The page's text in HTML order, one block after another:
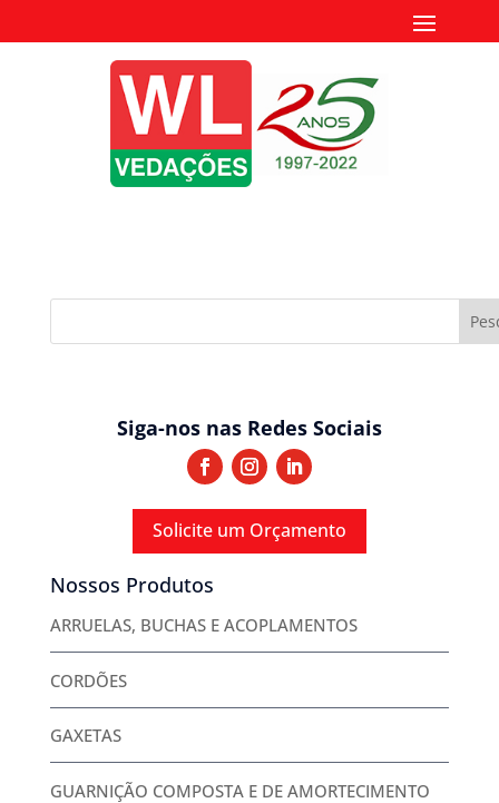
Siga-nos nas Redes Sociais
Solicite um Orçamento
Nossos Produtos
ARRUELAS, BUCHAS E ACOPLAMENTOS
CORDÕES
GAXETAS
GUARNIÇÃO COMPOSTA E DE AMORTECIMENTO